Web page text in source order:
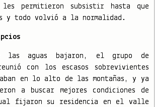
les permitieron subsistir hasta que
y todo volvió a la normalidad.
las aguas bajaron, el grupo de
con los escasos sobrevivientes
en lo alto de las montañas, y ya
a buscar mejores condiciones de
fijaron su residencia en el valle